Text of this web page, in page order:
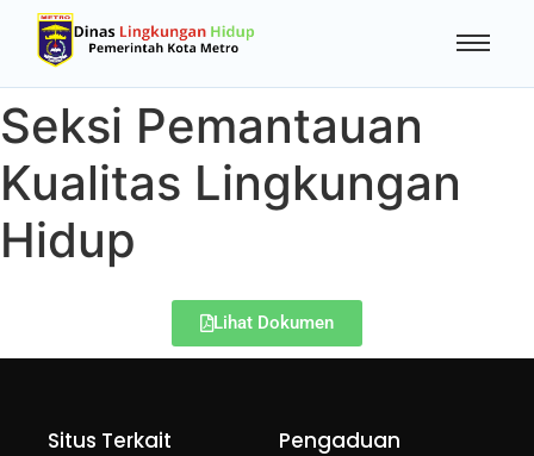
Seksi Pemantauan
Kualitas Lingkungan
Hidup
Lihat Dokumen
Situs Terkait Pengaduan